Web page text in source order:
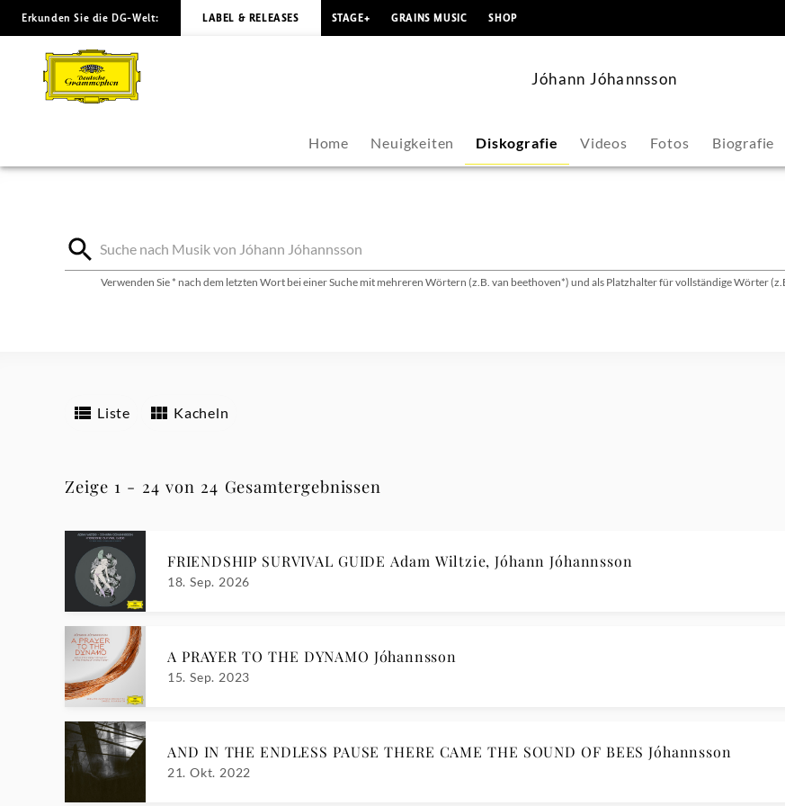
Jóhann
Jóhannsson
Diskografie
Deutsche
Erkunden Sie die DG-Welt: LABEL & RELEASES STAGE+ GRAINS MUSIC SHOP
Jóhann Jóhannsson
Home Neuigkeiten Diskografie Videos Fotos Biografie
Verwenden Sie * nach dem letzten Wort bei einer Suche mit mehreren Wörtern (z.B. van beethoven*) und als Platzhalter für vollständige Wörter
Liste Kacheln
Zeige 1 - 24 von 24 Gesamtergebnissen
FRIENDSHIP SURVIVAL GUIDE Adam Wiltzie, Jóhann Jóhannsson
18. Sep. 2026
A PRAYER TO THE DYNAMO Jóhannsson
15. Sep. 2023
AND IN THE ENDLESS PAUSE THERE CAME THE SOUND OF BEES Jóhannsson
21. Okt. 2022